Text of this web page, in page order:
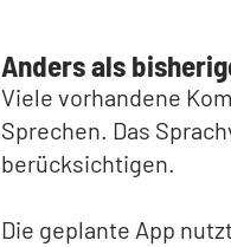
Anders als
Viele vorhandene
Sprechen. Das
berücksichtigen.
Die geplante App